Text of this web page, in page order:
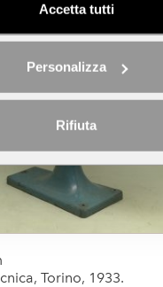
Accetta tutti
Personalizza
Rifiuta
Torino, 1933.